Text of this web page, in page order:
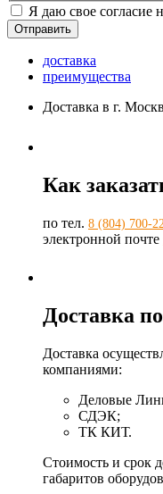
Я даю свое согласие
доставка
преимущества
Доставка в г.
Как
по тел. 8 (804) 700-
электронной почте
Доставка
Доставка
компаниями:
Деловые
СДЭК;
ТК КИТ.
Стоимость и срок
габаритов